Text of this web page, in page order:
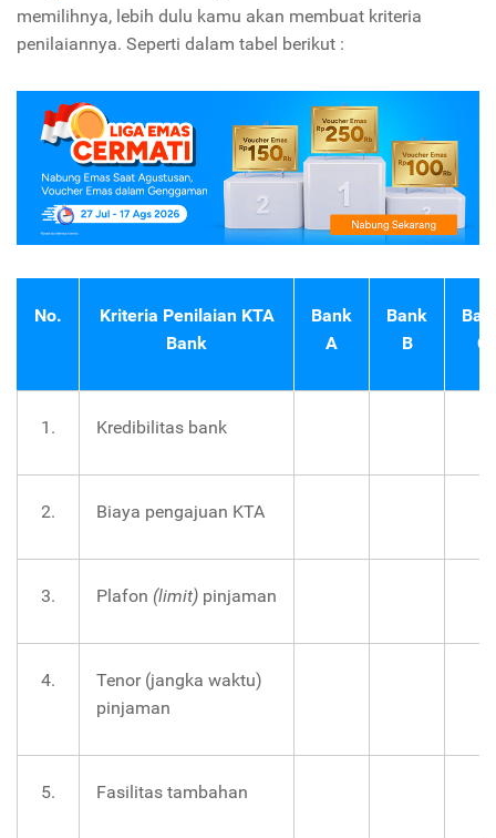
memilihnya, lebih dulu kamu akan membuat kriteria
penilaiannya. Seperti dalam tabel berikut :
No.
Kriteria Penilaian KTA
Bank
Bank
A
Bank
B
C
1. Kredibilitas bank
2. Biaya pengajuan KTA
3. Plafon (limit) pinjaman
4.
Tenor (jangka waktu)
pinjaman
5. Fasilitas tambahan